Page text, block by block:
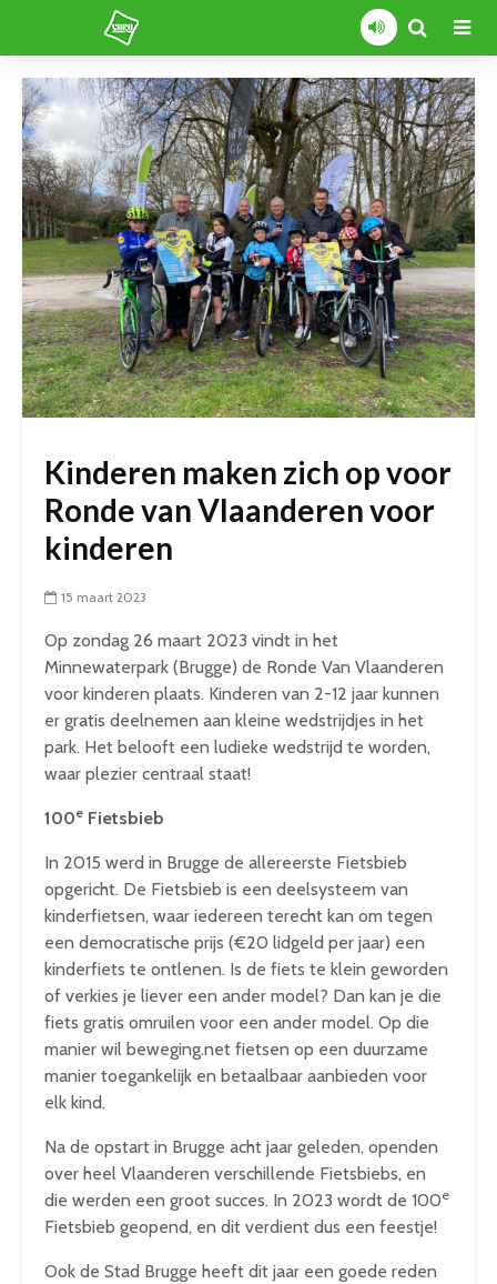
Kinderen maken zich op voor
Ronde van Vlaanderen voor
kinderen
15 maart 2023
Op zondag 26 maart 2023 vindt in het
Minnewaterpark (Brugge) de Ronde Van Vlaanderen
voor kinderen plaats. Kinderen van 2-12 jaar kunnen
er gratis deelnemen aan kleine wedstrijdjes in het
park. Het belooft een ludieke wedstrijd te worden,
waar plezier centraal staat!
100e Fietsbieb
In 2015 werd in Brugge de allereerste Fietsbieb
opgericht. De Fietsbieb is een deelsysteem van
kinderfietsen, waar iedereen terecht kan om tegen
een democratische prijs (€20 lidgeld per jaar) een
kinderfiets te ontlenen. Is de fiets te klein geworden
of verkies je liever een ander model? Dan kan je die
fiets gratis omruilen voor een ander model. Op die
manier wil beweging.net fietsen op een duurzame
manier toegankelijk en betaalbaar aanbieden voor
elk kind.
Na de opstart in Brugge acht jaar geleden, openden
over heel Vlaanderen verschillende Fietsbiebs, en
die werden een groot succes. In 2023 wordt de 100e
Fietsbieb geopend, en dit verdient dus een feestje!
Ook de Stad Brugge heeft dit jaar een goede reden